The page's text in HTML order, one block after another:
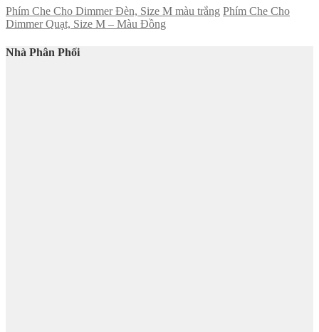
Phím Che Cho Dimmer Đèn, Size M màu trắng Phím Che Cho
Dimmer Quạt, Size M – Màu Đồng
Nhà Phân Phối